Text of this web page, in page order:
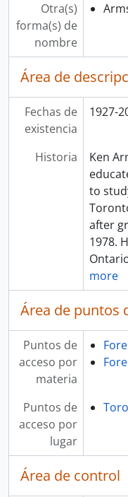
Otra(s)
forma(s) de
nombre
Área de
Fechas de
existencia
1927-
Historia
Ken
to
after
1978.
more
Área de puntos
Puntos de
acceso por
materia
Puntos de
acceso por
lugar
Área de control